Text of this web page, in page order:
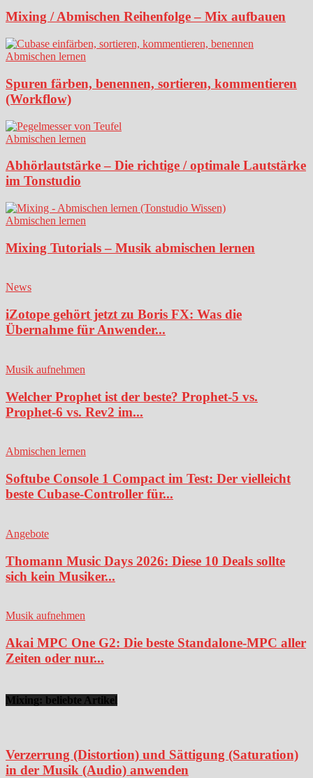
Mixing / Abmischen Reihenfolge – Mix aufbauen
Abmischen lernen
Spuren färben, benennen, sortieren, kommentieren
(Workflow)
Abmischen lernen
Abhörlautstärke – Die richtige / optimale Lautstärke
im Tonstudio
Abmischen lernen
Mixing Tutorials – Musik abmischen lernen
News
iZotope gehört jetzt zu Boris FX: Was die
Übernahme für Anwender...
Musik aufnehmen
Welcher Prophet ist der beste? Prophet-5 vs.
Prophet-6 vs. Rev2 im...
Abmischen lernen
Softube Console 1 Compact im Test: Der vielleicht
beste Cubase-Controller für...
Angebote
Thomann Music Days 2026: Diese 10 Deals sollte
sich kein Musiker...
Musik aufnehmen
Akai MPC One G2: Die beste Standalone-MPC aller
Zeiten oder nur...
Mixing: beliebte Artikel
Verzerrung (Distortion) und Sättigung (Saturation)
in der Musik (Audio) anwenden